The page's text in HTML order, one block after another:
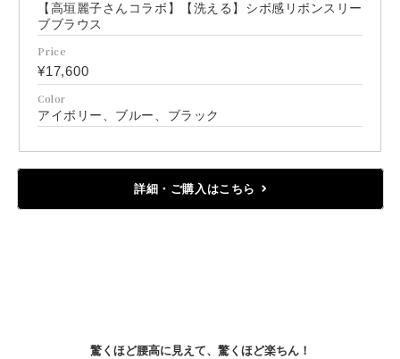
【高垣麗子さんコラボ】【洗える】シボ感リボンスリー
ブブラウス
Price
¥17,600
Color
アイボリー、ブルー、ブラック
詳細・ご購入はこちら
驚くほど腰高に見えて、驚くほど楽ちん！